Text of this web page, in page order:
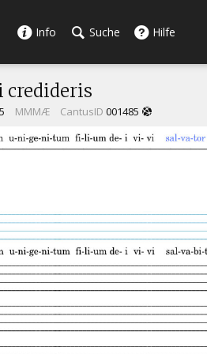
Info Suche Hilfe
credideris
MMMÆ CantusID 001485